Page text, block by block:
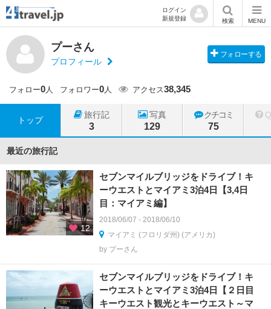
ログイン
新規登録
検索 MENU
プーさん
プロフィール
フォローする
フォロー0人 フォロワー0人 アクセス38,345
トップ
旅行記
3
写真
129
クチコミ
75
最近の旅行記
12
セブンマイルブリッジをドライブ！キ
ーウエストとマイアミ3泊4日【3,4日
目：マイアミ編】
2018/06/07 - 2018/06/10
マイアミ (フロリダ州) (アメリカ)
by プーさん
セブンマイルブリッジをドライブ！キ
ーウエストとマイアミ3泊4日【２日目
キーウエスト観光とキーウエスト～マ